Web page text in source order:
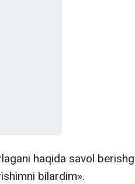
haqida savol
bilardim».